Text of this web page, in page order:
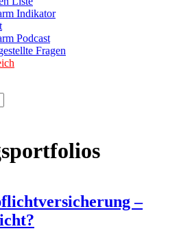
Indikator
Podcast
Fragen
–